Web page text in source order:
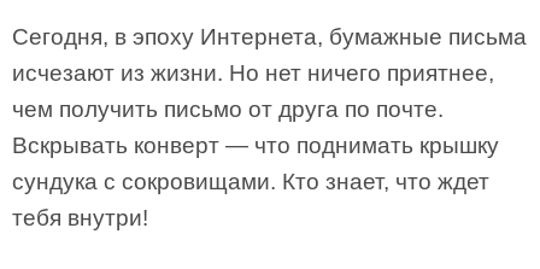
Сегодня, в эпоху Интернета, бумажные письма
исчезают из жизни. Но нет ничего приятнее,
чем получить письмо от друга по почте.
Вскрывать конверт — что поднимать крышку
сундука с сокровищами. Кто знает, что ждет
тебя внутри!